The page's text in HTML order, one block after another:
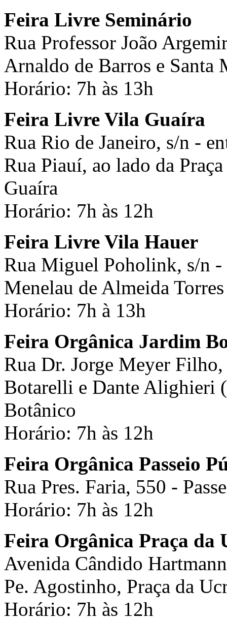
Feira Livre Seminário
Rua Professor João
Arnaldo de Barros e Santa
Horário: 7h às 13h
Feira Livre Vila Guaíra
Rua Rio de Janeiro, s/n -
Rua Piauí, ao lado da
Guaíra
Horário: 7h às 12h
Feira Livre Vila Hauer
Rua Miguel Poholink, s/n -
Menelau de Almeida
Horário: 7h à 13h
Feira Orgânica Jardim
Rua Dr. Jorge Meyer
Botarelli e Dante Alighieri
Botânico
Horário: 7h às 12h
Feira Orgânica Passeio
Rua Pres. Faria, 550 -
Horário: 7h às 12h
Feira Orgânica Praça da
Avenida Cândido
Pe. Agostinho, Praça da
Horário: 7h às 12h